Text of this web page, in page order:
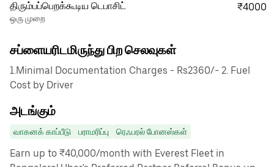
திரும்பப்பெறக்கூடிய டெபாசிட்
ஒரு முறை
₹4000
சப்ளையரிடமிருந்து பிற செலவுகள்
1.Minimal Documentation Charges - Rs2360/- 2. Fuel
Cost by Driver
அடங்கும்
வாகனக் காப்பீடு பராமரிப்பு ரெஃபரல் போனஸ்கள்
Earn up to ₹40,000/month with Everest Fleet in